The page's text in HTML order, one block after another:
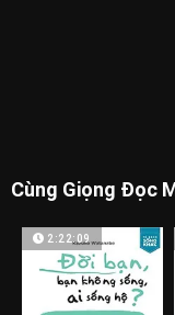
Cùng Giọng Đọc
2:22:09